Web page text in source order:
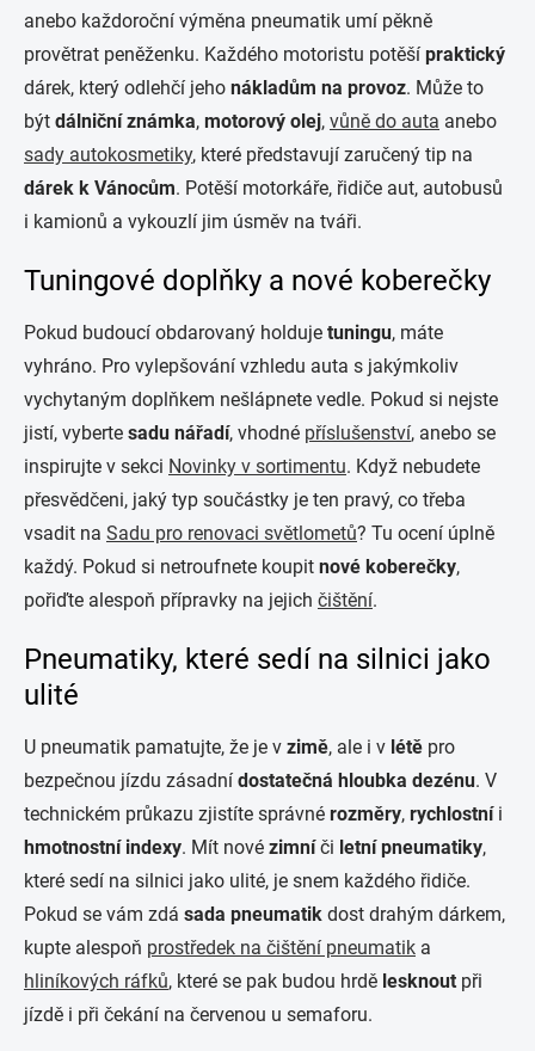
anebo každoroční výměna pneumatik umí pěkně
provětrat peněženku. Každého motoristu potěší praktický
dárek, který odlehčí jeho nákladům na provoz. Může to
být dálniční známka, motorový olej, vůně do auta anebo
sady autokosmetiky, které představují zaručený tip na
dárek k Vánocům. Potěší motorkáře, řidiče aut, autobusů
i kamionů a vykouzlí jim úsměv na tváři.
Tuningové doplňky a nové koberečky
Pokud budoucí obdarovaný holduje tuningu, máte
vyhráno. Pro vylepšování vzhledu auta s jakýmkoliv
vychytaným doplňkem nešlápnete vedle. Pokud si nejste
jistí, vyberte sadu nářadí, vhodné příslušenství, anebo se
inspirujte v sekci Novinky v sortimentu. Když nebudete
přesvědčeni, jaký typ součástky je ten pravý, co třeba
vsadit na Sadu pro renovaci světlometů? Tu ocení úplně
každý. Pokud si netroufnete koupit nové koberečky,
pořiďte alespoň přípravky na jejich čištění.
Pneumatiky, které sedí na silnici jako
ulité
U pneumatik pamatujte, že je v zimě, ale i v létě pro
bezpečnou jízdu zásadní dostatečná hloubka dezénu. V
technickém průkazu zjistíte správné rozměry, rychlostníi
hmotnostní indexy. Mít nové zimníči letní pneumatiky,
které sedí na silnici jako ulité, je snem každého řidiče.
Pokud se vám zdá sada pneumatik dost drahým dárkem,
kupte alespoň prostředek na čištění pneumatik a
hliníkových ráfků, které se pak budou hrdě lesknout při
jízdě i při čekání na červenou u semaforu.